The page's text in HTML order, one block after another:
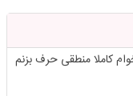
کاملا منطقی حرف بزنم